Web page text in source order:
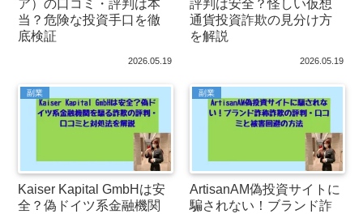
ア）の口コミ・評判は本
当？危険な投資手口を徹
底検証
2026.05.19
評判は安全？怪しい仮想
通貨投資詐欺の見分け方
を解説
2026.05.19
副業
Kaiser Kapital GmbHは安
全？偽ドイツ系金融機関
副業
ArtisanAM偽投資サイトに
騙されない！ブランド詐